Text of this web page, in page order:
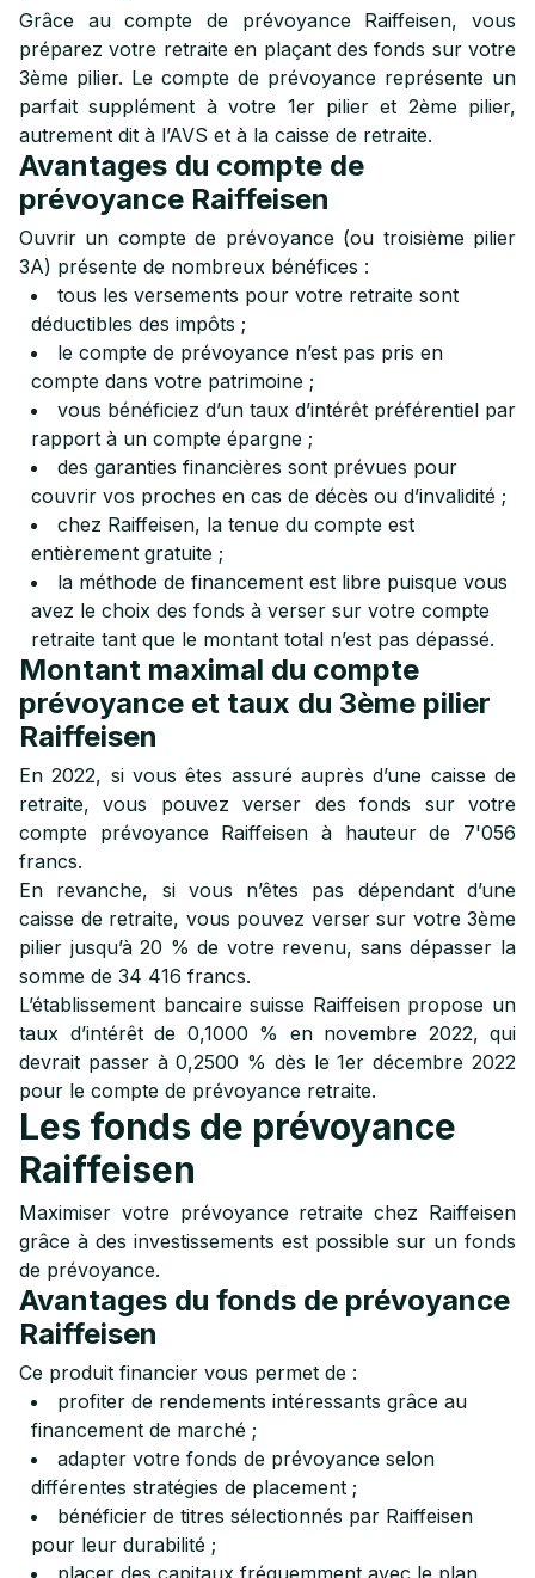
Grâce au compte de prévoyance Raiffeisen, vous
préparez votre retraite en plaçant des fonds sur votre
3ème pilier. Le compte de prévoyance représente un
parfait supplément à votre 1er pilier et 2ème pilier,
autrement dit à l’AVS et à la caisse de retraite.
Avantages du compte de
prévoyance Raiffeisen
Ouvrir un compte de prévoyance (ou troisième pilier
3A) présente de nombreux bénéfices :
tous les versements pour votre retraite sont
déductibles des impôts ;
le compte de prévoyance n’est pas pris en
compte dans votre patrimoine ;
vous bénéficiez d’un taux d’intérêt préférentiel par
rapport à un compte épargne ;
des garanties financières sont prévues pour
couvrir vos proches en cas de décès ou d’invalidité ;
chez Raiffeisen, la tenue du compte est
entièrement gratuite ;
la méthode de financement est libre puisque vous
avez le choix des fonds à verser sur votre compte
retraite tant que le montant total n’est pas dépassé.
Montant maximal du compte
prévoyance et taux du 3ème pilier
Raiffeisen
En 2022, si vous êtes assuré auprès d’une caisse de
retraite, vous pouvez verser des fonds sur votre
compte prévoyance Raiffeisen à hauteur de 7'056
francs.
En revanche, si vous n’êtes pas dépendant d’une
caisse de retraite, vous pouvez verser sur votre 3ème
pilier jusqu’à 20 % de votre revenu, sans dépasser la
somme de 34 416 francs.
L’établissement bancaire suisse Raiffeisen propose un
taux d’intérêt de 0,1000 % en novembre 2022, qui
devrait passer à 0,2500 % dès le 1er décembre 2022
pour le compte de prévoyance retraite.
Les fonds de prévoyance
Raiffeisen
Maximiser votre prévoyance retraite chez Raiffeisen
grâce à des investissements est possible sur un fonds
de prévoyance.
Avantages du fonds de prévoyance
Raiffeisen
Ce produit financier vous permet de :
profiter de rendements intéressants grâce au
financement de marché ;
adapter votre fonds de prévoyance selon
différentes stratégies de placement ;
bénéficier de titres sélectionnés par Raiffeisen
pour leur durabilité ;
placer des capitaux fréquemment avec le plan